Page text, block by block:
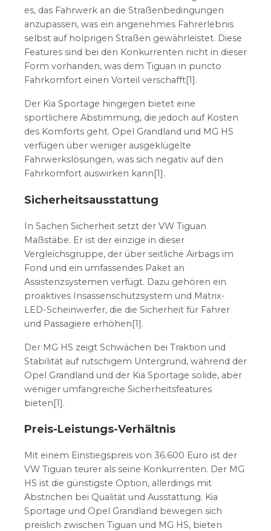
es, das Fahrwerk an die Straßenbedingungen
anzupassen, was ein angenehmes Fahrerlebnis
selbst auf holprigen Straßen gewährleistet. Diese
Features sind bei den Konkurrenten nicht in dieser
Form vorhanden, was dem Tiguan in puncto
Fahrkomfort einen Vorteil verschafft[1].
Der Kia Sportage hingegen bietet eine
sportlichere Abstimmung, die jedoch auf Kosten
des Komforts geht. Opel Grandland und MG HS
verfügen über weniger ausgeklügelte
Fahrwerkslösungen, was sich negativ auf den
Fahrkomfort auswirken kann[1].
Sicherheitsausstattung
In Sachen Sicherheit setzt der VW Tiguan
Maßstäbe. Er ist der einzige in dieser
Vergleichsgruppe, der über seitliche Airbags im
Fond und ein umfassendes Paket an
Assistenzsystemen verfügt. Dazu gehören ein
proaktives Insassenschutzsystem und Matrix-
LED-Scheinwerfer, die die Sicherheit für Fahrer
und Passagiere erhöhen[1].
Der MG HS zeigt Schwächen bei Traktion und
Stabilität auf rutschigem Untergrund, während der
Opel Grandland und der Kia Sportage solide, aber
weniger umfangreiche Sicherheitsfeatures
bieten[1].
Preis-Leistungs-Verhältnis
Mit einem Einstiegspreis von 36.600 Euro ist der
VW Tiguan teurer als seine Konkurrenten. Der MG
HS ist die günstigste Option, allerdings mit
Abstrichen bei Qualität und Ausstattung. Kia
Sportage und Opel Grandland bewegen sich
preislich zwischen Tiguan und MG HS, bieten